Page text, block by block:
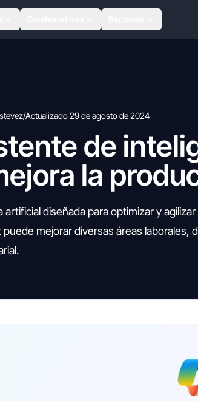
/Actualizado 29 de agosto de 2024
de
la
diseñada para optimizar y agilizar
mejorar diversas áreas laborales,